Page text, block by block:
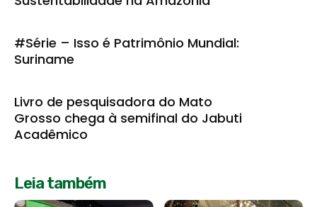
#Série – Isso é Patrimônio Mundial:
Suriname
Livro de pesquisadora do Mato
Grosso chega à semifinal do Jabuti
Acadêmico
Leia também